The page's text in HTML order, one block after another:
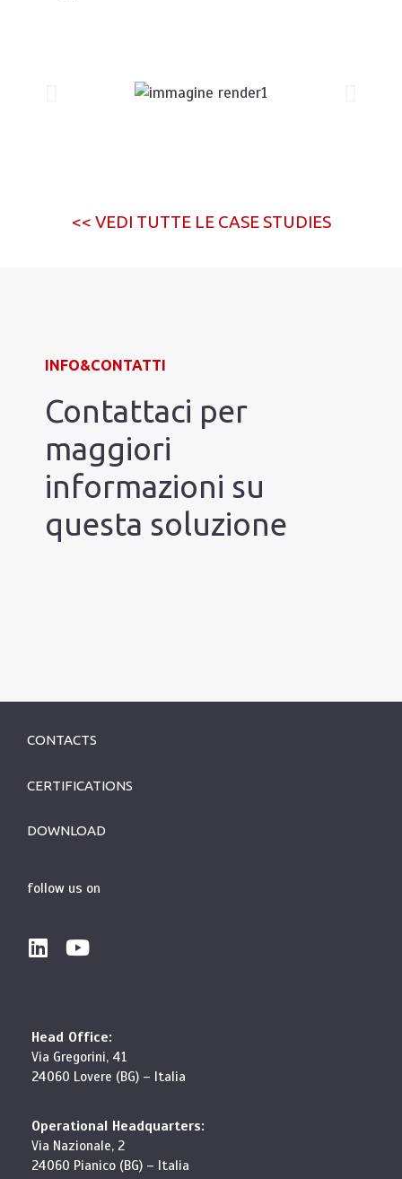
<< VEDI TUTTE LE CASE STUDIES
INFO&CONTATTI
Contattaci per
maggiori
informazioni su
questa soluzione
CONTACTS
CERTIFICATIONS
DOWNLOAD
follow us on
Head Office:
Via Gregorini, 41
24060 Lovere (BG) – Italia
Operational Headquarters:
Via Nazionale, 2
24060 Pianico (BG) – Italia